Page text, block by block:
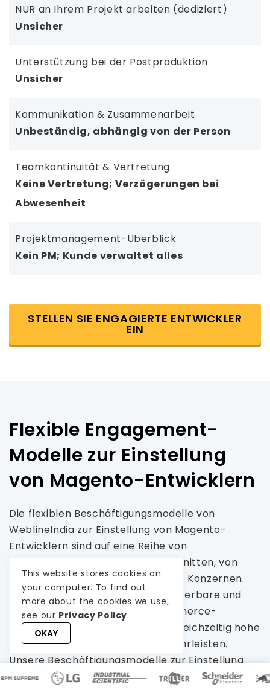
NUR an Ihrem Projekt arbeiten (dediziert)
Unsicher
Unterstützung bei der Postproduktion
Unsicher
Kommunikation & Zusammenarbeit
Unbeständig, abhängig von der Person
Teamkontinuität & Vertretung
Keine Vertretung; Verzögerungen bei
Abwesenheit
Projektmanagement-Überblick
Kein PM; Kunde verwaltet alles
STELLEN SIE ENGAGIERTE ENTWICKLER
EIN
Flexible Engagement-
Modelle zur Einstellung
von Magento-Entwicklern
Die flexiblen Beschäftigungsmodelle von
WeblineIndia zur Einstellung von Magento-
Entwicklern sind auf eine Reihe von
Geschäftsanforderungen zugeschnitten, von
Startups bis hin zu multinationalen Konzernen.
Wir konzentrieren uns darauf, skalierbare und
kostengünstige Magento-E-Commerce-
Entwicklung bereitzustellen und gleichzeitig hohe
professionelle Standards zu gewährleisten.
Unsere Beschäftigungsmodelle zur Einstellung
von Adobe Commerce-Entwicklern basieren auf
This website stores cookies on
your computer. To find out
more about the cookies we use,
see our Privacy Policy.
OKAY